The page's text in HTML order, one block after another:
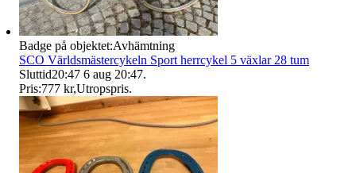
Badge på objektet:Avhämtning
SCO Världsmästercykeln Sport herrcykel 5 växlar 28 tum
Sluttid20:47 6 aug 20:47.
Pris:777 kr,Utropspris.